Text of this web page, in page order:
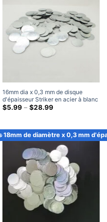
16mm dia x 0,3 mm de disque
d'épaisseur Striker en acier à blanc
rond en métal en acier à disque
$5.99 – $28.99Gamme
à
travers
$28.99
18mm de diamètre x 0,3 mm